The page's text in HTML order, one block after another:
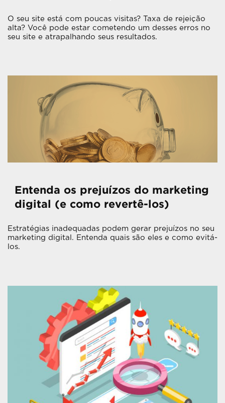
O seu site está com poucas visitas? Taxa de rejeição
alta? Você pode estar cometendo um desses erros no
seu site e atrapalhando seus resultados.
Entenda os prejuízos do marketing
digital (e como revertê-los)
Estratégias inadequadas podem gerar prejuízos no seu
marketing digital. Entenda quais são eles e como evitá-
los.